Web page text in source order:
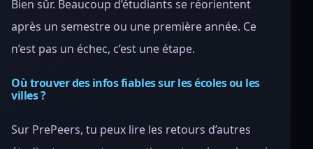
Bien sûr. Beaucoup d’étudiants se réorientent
après un semestre ou une première année. Ce
n’est pas un échec, c’est une étape.
Où trouver des infos fiables sur les écoles ou les
villes ?
Sur PrePeers, tu peux lire les retours d’autres